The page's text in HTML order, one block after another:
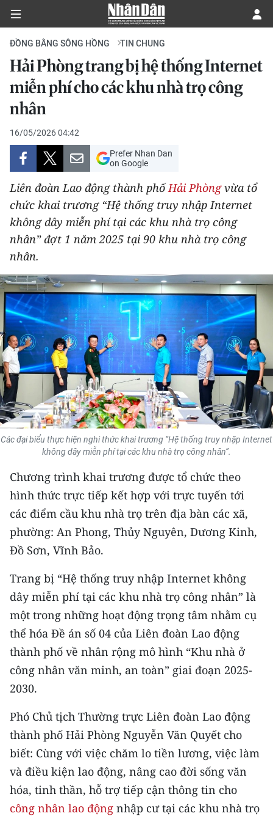
CHÍNH TRỊ
KINH TẾ
VĂN HÓA
XÃ HỘI
PHÁP LUẬT
DU LỊCH
THẾ GIỚI
THỂ THAO
GIÁO DỤC
Y TẾ
KHOA HỌC - CÔNG NGHỆ
MÔI TRƯỜNG
BẠN ĐỌC
TRI THỨC CHUYÊN SÂU
CHƯƠNG TRÌNH OCOP - MỖI XÃ
RADIO
MEDIA CENTER
E-Magazine
Video
Media Chính trị
Media Kinh tế
Media Văn hóa
Media Xã hội
ĐỒNG BẰNG SÔNG HỒNG TIN CHUNG
Hải Phòng trang bị hệ thống Internet
miễn phí cho các khu nhà trọ công
nhân
16/05/2026 04:42
Prefer Nhan Dan
on Google
Liên đoàn Lao động thành phốHải Phòngvừa tổ
chức khai trương “Hệ thống truy nhập Internet
không dây miễn phí tại các khu nhà trọ công
nhân” đợt 1 năm 2025 tại 90 khu nhà trọ công
nhân.
Các đại biểu thực hiện nghi thức khai trương “Hệ thống truy nhập Internet
không dây miễn phí tại các khu nhà trọ công nhân”.
Chương trình khai trương được tổ chức theo
hình thức trực tiếp kết hợp với trực tuyến tới
các điểm cầu khu nhà trọ trên địa bàn các xã,
phường: An Phong, Thủy Nguyên, Dương Kinh,
Đồ Sơn, Vĩnh Bảo.
Trang bị “Hệ thống truy nhập Internet không
dây miễn phí tại các khu nhà trọ công nhân” là
một trong những hoạt động trọng tâm nhằm cụ
thể hóa Đề án số 04 của Liên đoàn Lao động
thành phố về nhân rộng mô hình “Khu nhà ở
công nhân văn minh, an toàn” giai đoạn 2025-
2030.
Phó Chủ tịch Thường trực Liên đoàn Lao động
thành phố Hải Phòng Nguyễn Văn Quyết cho
biết: Cùng với việc chăm lo tiền lương, việc làm
và điều kiện lao động, nâng cao đời sống văn
hóa, tinh thần, hỗ trợ tiếp cận thông tin cho
công nhân lao động nhập cư tại các khu nhà trọ